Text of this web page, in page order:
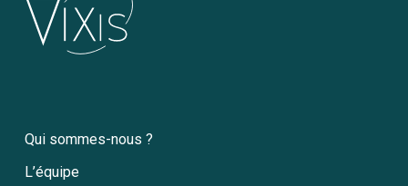
Qui sommes-nous ?
L’équipe